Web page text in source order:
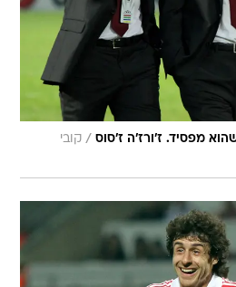
מפסיד. ז'ורז'ה ז'סוס / קובי